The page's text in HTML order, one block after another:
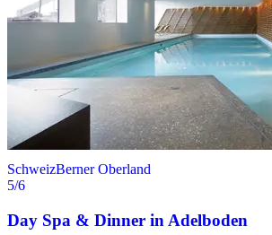
SchweizBerner Oberland
5/6
Day Spa & Dinner in Adelboden